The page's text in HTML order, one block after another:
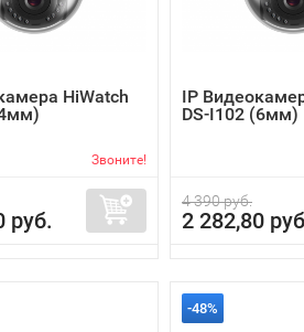
HiWatch
Звоните!
руб.
IP
DS-I102 (6мм)
4 390 руб.
2 282,80
-48%